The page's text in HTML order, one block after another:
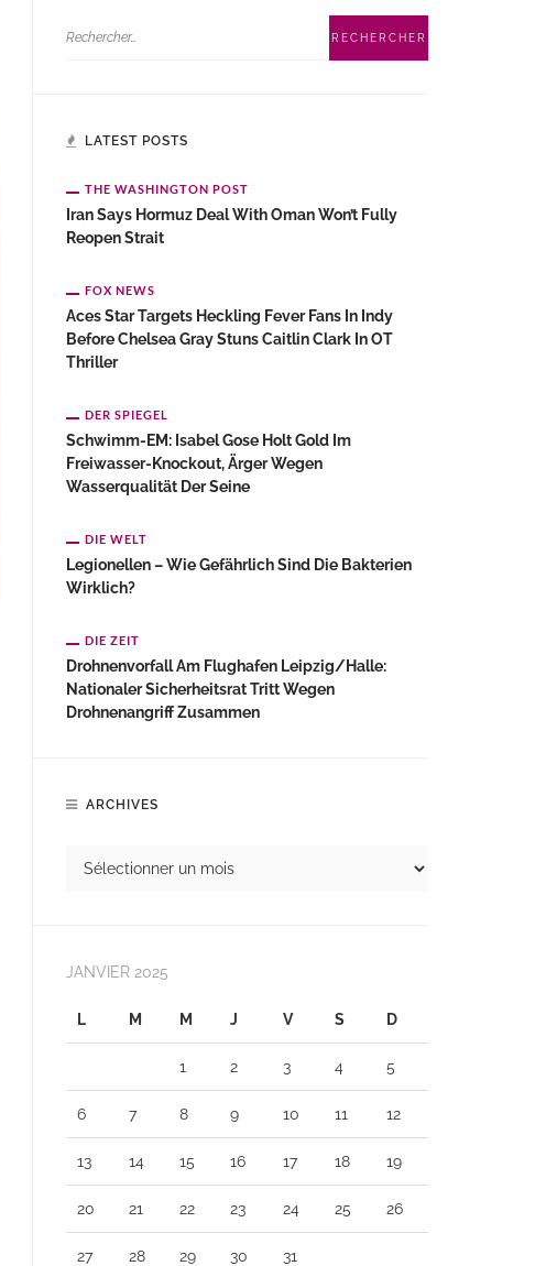
LATEST POSTS
THE WASHINGTON POST
Iran Says Hormuz Deal With Oman Won’t Fully
Reopen Strait
FOX NEWS
Aces Star Targets Heckling Fever Fans In Indy
Before Chelsea Gray Stuns Caitlin Clark In OT
Thriller
DER SPIEGEL
Schwimm-EM: Isabel Gose Holt Gold Im
Freiwasser-Knockout, Ärger Wegen
Wasserqualität Der Seine
DIE WELT
Legionellen – Wie Gefährlich Sind Die Bakterien
Wirklich?
DIE ZEIT
Drohnenvorfall Am Flughafen Leipzig/Halle:
Nationaler Sicherheitsrat Tritt Wegen
Drohnenangriff Zusammen
ARCHIVES
JANVIER 2025
L M M J V S D
1 2 3 4 5
6 7 8 9 10 11 12
13 14 15 16 17 18 19
20 21 22 23 24 25 26
27 28 29 30 31